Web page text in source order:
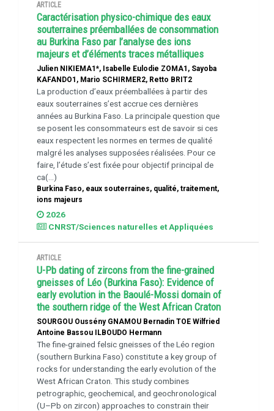
ARTICLE
Caractérisation physico-chimique des eaux
souterraines préemballées de consommation
au Burkina Faso par l’analyse des ions
majeurs et d’éléments traces métalliques
Julien NIKIEMA1*, Isabelle Eulodie ZOMA1, Sayoba
KAFANDO1, Mario SCHIRMER2, Retto BRIT2
La production d’eaux préemballées à partir des
eaux souterraines s’est accrue ces dernières
années au Burkina Faso. La principale question que
se posent les consommateurs est de savoir si ces
eaux respectent les normes en termes de qualité
malgré les analyses supposées réalisées. Pour ce
faire, l’étude s’est fixée pour objectif principal de
ca(...)
Burkina Faso, eaux souterraines, qualité, traitement,
ions majeurs
2026
CNRST/Sciences naturelles et Appliquées
ARTICLE
U-Pb dating of zircons from the fine-grained
gneisses of Léo (Burkina Faso): Evidence of
early evolution in the Baoulé-Mossi domain of
the southern ridge of the West African Craton
SOURGOU Oussény GNAMOU Bernadin TOE Wilfried
Antoine Bassou ILBOUDO Hermann
The fine-grained felsic gneisses of the Léo region
(southern Burkina Faso) constitute a key group of
rocks for understanding the early evolution of the
West African Craton. This study combines
petrographic, geochemical, and geochronological
(U–Pb on zircon) approaches to constrain their